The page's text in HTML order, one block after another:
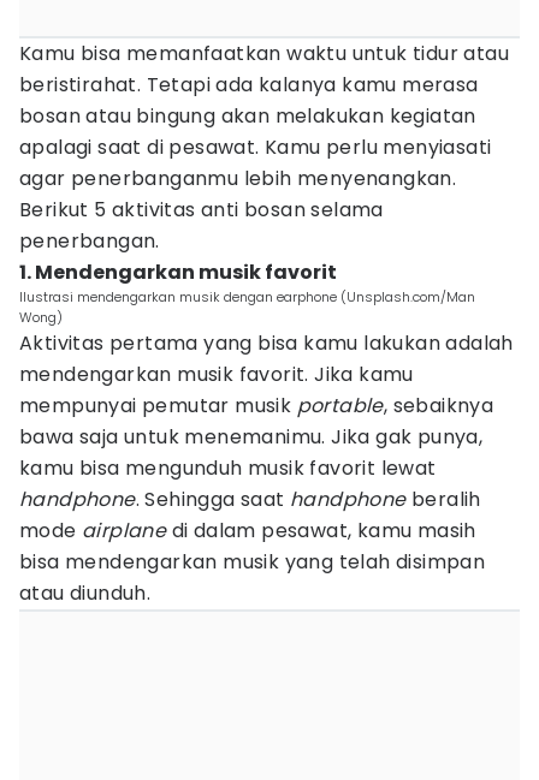
Kamu bisa memanfaatkan waktu untuk tidur atau
beristirahat. Tetapi ada kalanya kamu merasa
bosan atau bingung akan melakukan kegiatan
apalagi saat di pesawat. Kamu perlu menyiasati
agar penerbanganmu lebih menyenangkan.
Berikut 5 aktivitas anti bosan selama
penerbangan.
1. Mendengarkan musik favorit
Ilustrasi mendengarkan musik dengan earphone (Unsplash.com/Man
Wong)
Aktivitas pertama yang bisa kamu lakukan adalah
mendengarkan musik favorit. Jika kamu
mempunyai pemutar musik portable, sebaiknya
bawa saja untuk menemanimu. Jika gak punya,
kamu bisa mengunduh musik favorit lewat
handphone. Sehingga saat handphoneberalih
mode airplanedi dalam pesawat, kamu masih
bisa mendengarkan musik yang telah disimpan
atau diunduh.